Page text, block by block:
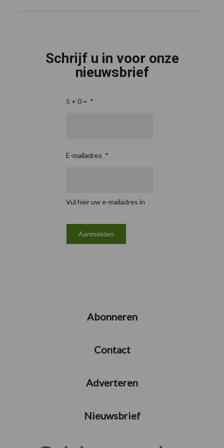
Schrijf u in voor onze
nieuwsbrief
5 + 0 = *
E-mailadres *
Vul hier uw e-mailadres in
Abonneren
Contact
Adverteren
Nieuwsbrief